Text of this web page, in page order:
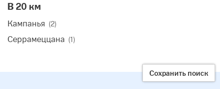
В 20 км
Кампанья (2)
Серрамеццана (1)
Сохранить поиск